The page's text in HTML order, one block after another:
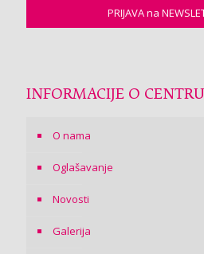
INFORMACIJE O CENTRU
O nama
Oglašavanje
Novosti
Galerija